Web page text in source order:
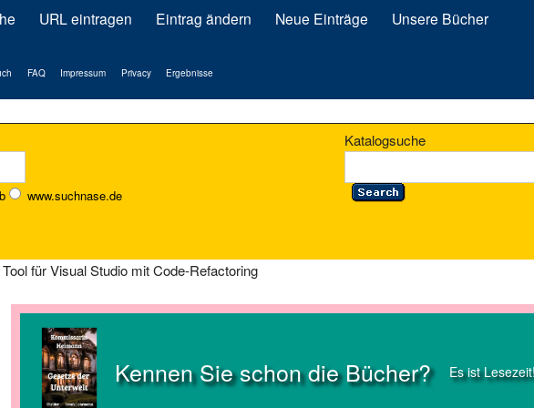
URL eintragen Eintrag ändern Neue Einträge Unsere Bücher
FAQ Impressum Privacy Ergebnisse
www.suchnase.de
Katalogsuche
Tool für Visual Studio mit Code-Refactoring
Kennen Sie schon die Bücher? Es ist